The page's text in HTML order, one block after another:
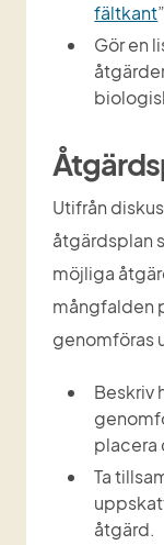
fältkant”
Gör en
Utifrån
åtgärdsplan
möjliga
mångfalden
genomföras
Beskriv
placera
Ta
åtgärd.